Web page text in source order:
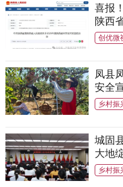
喜报
陕西
创优微
凤县
安全
乡村振
城固
大地
乡村振